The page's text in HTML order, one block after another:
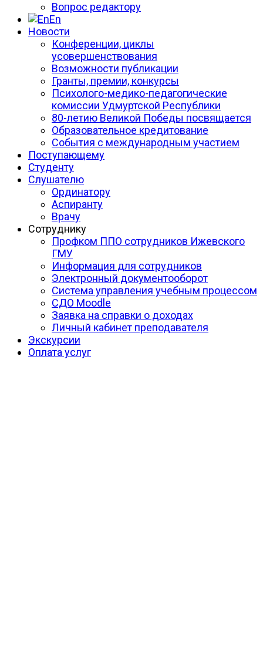
Вопрос редактору
En
Новости
Конференции, циклы
усовершенствования
Возможности публикации
Гранты, премии, конкурсы
Психолого-медико-педагогические
комиссии Удмуртской Республики
80-летию Великой Победы посвящается
Образовательное кредитование
События с международным участием
Поступающему
Студенту
Слушателю
Ординатору
Аспиранту
Врачу
Сотруднику
Профком ППО сотрудников Ижевского
ГМУ
Информация для сотрудников
Электронный документооборот
Система управления учебным процессом
СДО Moodle
Заявка на справки о доходах
Личный кабинет преподавателя
Экскурсии
Оплата услуг